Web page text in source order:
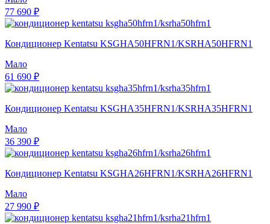
77 690 ₽
Кондиционер Kentatsu KSGHA50HFRN1/KSRHA50HFRN1
Мало
61 690 ₽
Кондиционер Kentatsu KSGHA35HFRN1/KSRHA35HFRN1
Мало
36 390 ₽
Кондиционер Kentatsu KSGHA26HFRN1/KSRHA26HFRN1
Мало
27 990 ₽